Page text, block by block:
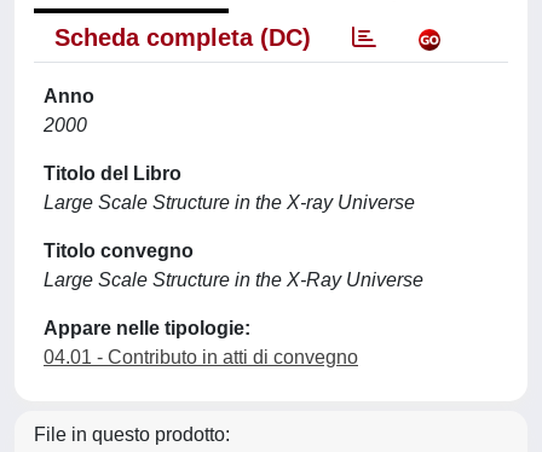
Scheda completa (DC)
Anno
2000
Titolo del Libro
Large Scale Structure in the X-ray Universe
Titolo convegno
Large Scale Structure in the X-Ray Universe
Appare nelle tipologie:
04.01 - Contributo in atti di convegno
File in questo prodotto: